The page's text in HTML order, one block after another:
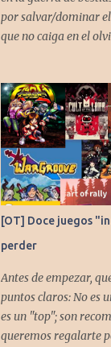
por salvar/dominar
que no caiga en el
[OT] Doce juegos
perder
Antes de empezar,
puntos claros: No es
es un "top"; son
queremos regalarte